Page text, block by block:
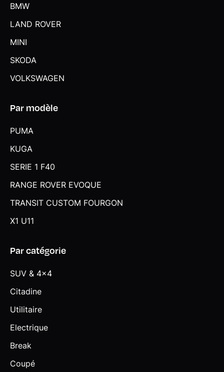
BMW
LAND ROVER
MINI
SKODA
VOLKSWAGEN
Par modèle
PUMA
KUGA
SERIE 1 F40
RANGE ROVER EVOQUE
TRANSIT CUSTOM FOURGON
X1 U11
Par catégorie
SUV & 4x4
Citadine
Utilitaire
Electrique
Break
Coupé